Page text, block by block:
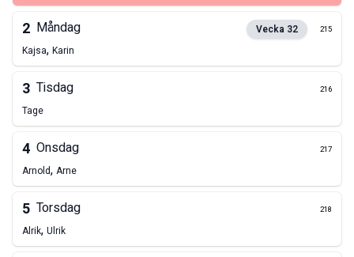
2 Måndag Vecka 32 215
Kajsa, Karin
3 Tisdag 216
Tage
4 Onsdag 217
Arnold, Arne
5 Torsdag 218
Alrik, Ulrik